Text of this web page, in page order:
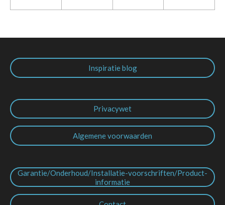
Inspiratie blog
Privacywet
Algemene voorwaarden
Garantie/Onderhoud/Installatie-voorschriften/Product-
informatie